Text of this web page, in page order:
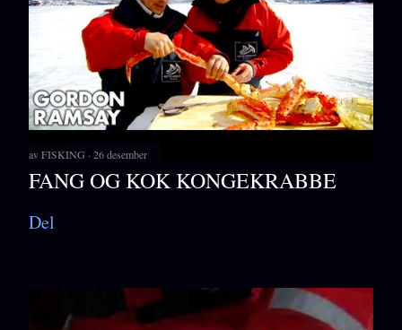
avFISKING 26 desember
FANG OG KOK KONGEKRABBE
Del